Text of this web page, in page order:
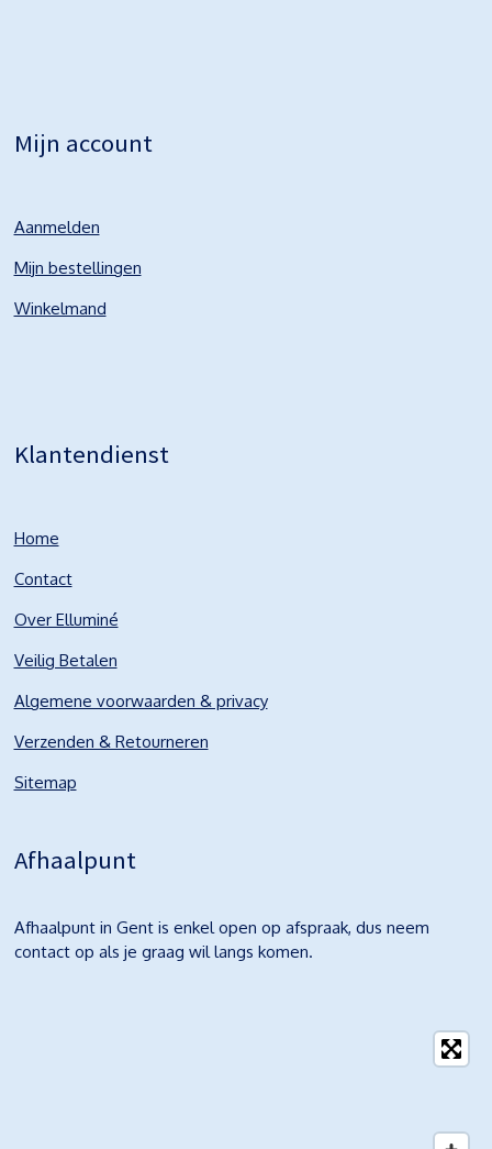
Mijn account
Aanmelden
Mijn bestellingen
Winkelmand
Klantendienst
Home
Contact
Over Elluminé
Veilig Betalen
Algemene voorwaarden & privacy
Verzenden & Retourneren
Sitemap
Afhaalpunt
Afhaalpunt in Gent is enkel open op afspraak, dus neem
contact op als je graag wil langs komen.